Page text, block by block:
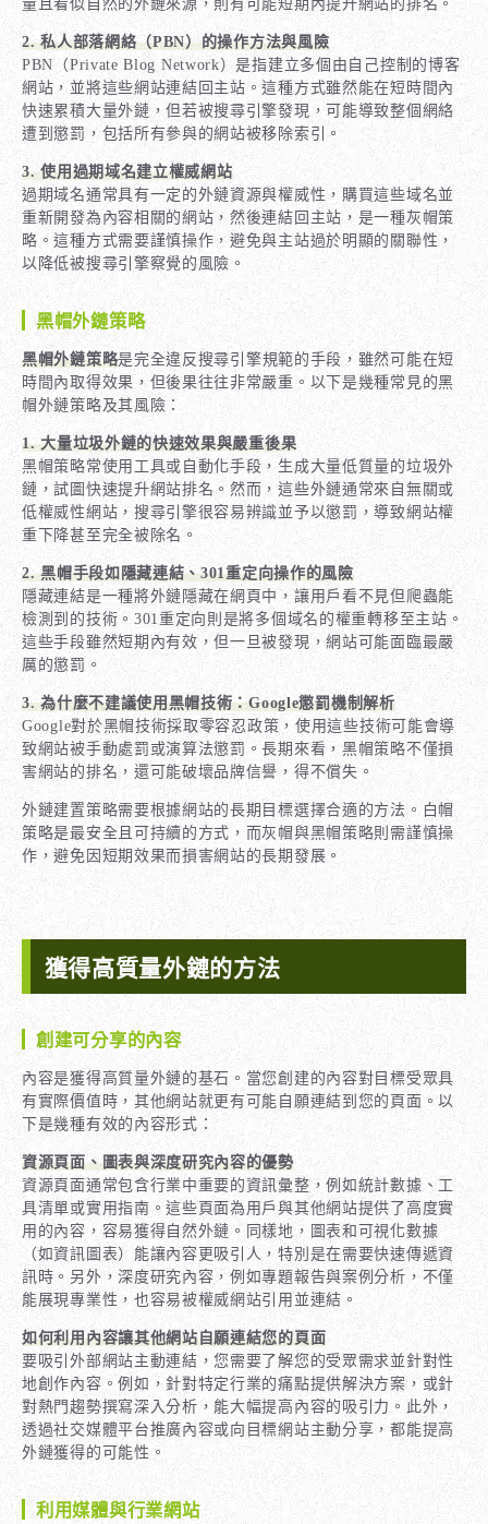
量且看似自然的外鏈來源，則有可能短期內提升網站的排名。
2. 私人部落網絡（PBN）的操作方法與風險
PBN（Private Blog Network）是指建立多個由自己控制的博客
網站，並將這些網站連結回主站。這種方式雖然能在短時間內
快速累積大量外鏈，但若被搜尋引擎發現，可能導致整個網絡
遭到懲罰，包括所有參與的網站被移除索引。
3. 使用過期域名建立權威網站
過期域名通常具有一定的外鏈資源與權威性，購買這些域名並
重新開發為內容相關的網站，然後連結回主站，是一種灰帽策
略。這種方式需要謹慎操作，避免與主站過於明顯的關聯性，
以降低被搜尋引擎察覺的風險。
黑帽外鏈策略
黑帽外鏈策略是完全違反搜尋引擎規範的手段，雖然可能在短
時間內取得效果，但後果往往非常嚴重。以下是幾種常見的黑
帽外鏈策略及其風險：
1. 大量垃圾外鏈的快速效果與嚴重後果
黑帽策略常使用工具或自動化手段，生成大量低質量的垃圾外
鏈，試圖快速提升網站排名。然而，這些外鏈通常來自無關或
低權威性網站，搜尋引擎很容易辨識並予以懲罰，導致網站權
重下降甚至完全被除名。
2. 黑帽手段如隱藏連結、301重定向操作的風險
隱藏連結是一種將外鏈隱藏在網頁中，讓用戶看不見但爬蟲能
檢測到的技術。301重定向則是將多個域名的權重轉移至主站。
這些手段雖然短期內有效，但一旦被發現，網站可能面臨最嚴
厲的懲罰。
3. 為什麼不建議使用黑帽技術：Google懲罰機制解析
Google對於黑帽技術採取零容忍政策，使用這些技術可能會導
致網站被手動處罰或演算法懲罰。長期來看，黑帽策略不僅損
害網站的排名，還可能破壞品牌信譽，得不償失。
外鏈建置策略需要根據網站的長期目標選擇合適的方法。白帽
策略是最安全且可持續的方式，而灰帽與黑帽策略則需謹慎操
作，避免因短期效果而損害網站的長期發展。
獲得高質量外鏈的方法
創建可分享的內容
內容是獲得高質量外鏈的基石。當您創建的內容對目標受眾具
有實際價值時，其他網站就更有可能自願連結到您的頁面。以
下是幾種有效的內容形式：
資源頁面、圖表與深度研究內容的優勢
資源頁面通常包含行業中重要的資訊彙整，例如統計數據、工
具清單或實用指南。這些頁面為用戶與其他網站提供了高度實
用的內容，容易獲得自然外鏈。同樣地，圖表和可視化數據
（如資訊圖表）能讓內容更吸引人，特別是在需要快速傳遞資
訊時。另外，深度研究內容，例如專題報告與案例分析，不僅
能展現專業性，也容易被權威網站引用並連結。
如何利用內容讓其他網站自願連結您的頁面
要吸引外部網站主動連結，您需要了解您的受眾需求並針對性
地創作內容。例如，針對特定行業的痛點提供解決方案，或針
對熱門趨勢撰寫深入分析，能大幅提高內容的吸引力。此外，
透過社交媒體平台推廣內容或向目標網站主動分享，都能提高
外鏈獲得的可能性。
利用媒體與行業網站